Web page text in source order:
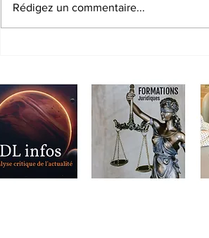
Rassemblement contre les
électromagnétiques -
2023 à 12h00 - INSCRIVEZ-
Rédigez un commentaire...